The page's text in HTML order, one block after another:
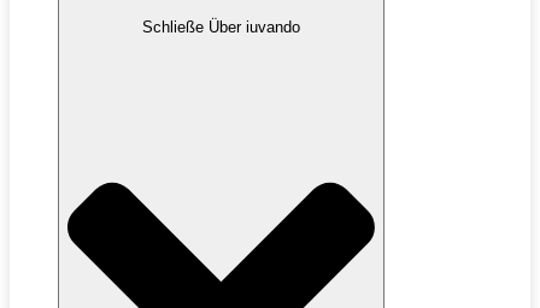
Schließe Über iuvando